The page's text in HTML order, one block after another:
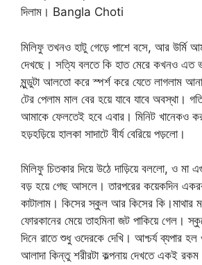
দিলাম। Bangla Choti
মিলিফু তখনও হাটু গেড়ে পাশে বসে, আর উর্মি
দেখছে। সত্যি বলতে কি হাত মেরে কখনও এত
মুন্ডুটা আলতো করে স্পর্শ করে যেতে লাগলাম
টের পেলাম মাল বের হয়ে যাবে যাবে অবস্থা।
আমাকে ফেলতেই হবে এবার। মিনিট খানেকও
হড়হড়িয়ে হালকা সাদাটে বীর্য বেরিয়ে পড়লো।
মিলিফু চিতকার দিয়ে উঠে দাড়িয়ে বললো, ও মা
বড় হয়ে গেছ আসলে। তারপরের কয়েকদিন
কাটালাম। কিসের স্কুল আর কিসের কি।মাথার
ফোরকানের মেয়ে তাহমিনা জট পাকিয়ে গেল।
দিনে রাতে শুধু ওদেরকে দেখি। আশ্চর্য ব্যপার
আলাদা কিন্তু শরীরটা কল্পনায় দেখতে একই